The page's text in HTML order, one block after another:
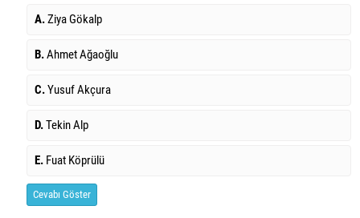
A.Ziya Gökalp
B.Ahmet Ağaoğlu
C.Yusuf Akçura
D.Tekin Alp
E. Fuat Köprülü
Cevabı Göster